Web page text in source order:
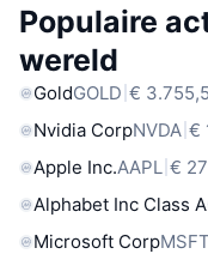
Populaire
wereld
GoldGOLD €
Nvidia CorpNVDA €
Apple Inc.AAPL €
Alphabet Inc Class A
Microsoft CorpMSFT